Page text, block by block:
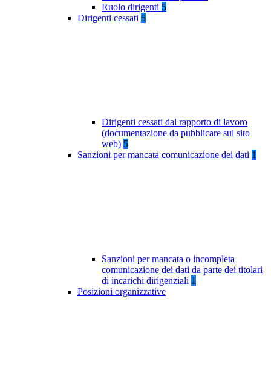
Ruolo dirigenti 5
Dirigenti cessati 5
Dirigenti cessati dal rapporto di lavoro
(documentazione da pubblicare sul sito
web) 5
Sanzioni per mancata comunicazione dei dati 1
Sanzioni per mancata o incompleta
comunicazione dei dati da parte dei titolari
di incarichi dirigenziali 1
Posizioni organizzative